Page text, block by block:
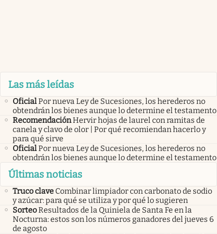
Las más leídas
OficialPor nueva Ley de Sucesiones, los herederos no
obtendrán los bienes aunque lo determine el testamento
RecomendaciónHervir hojas de laurel con ramitas de
canela y clavo de olor | Por qué recomiendan hacerlo y
para qué sirve
OficialPor nueva Ley de Sucesiones, los herederos no
obtendrán los bienes aunque lo determine el testamento
Últimas noticias
Truco clave Combinar limpiador con carbonato de sodio
y azúcar: para qué se utiliza y por qué lo sugieren
SorteoResultados de la Quiniela de Santa Fe en la
Nocturna: estos son los números ganadores del jueves 6
de agosto